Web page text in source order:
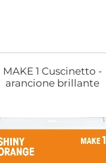
MAKE 1 Cuscinetto -
arancione brillante